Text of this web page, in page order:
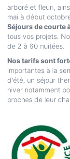
arboré et fleuri,
mai à début
Séjours de courte
tous vos projets.
de 2 à 60 nuitées.
Nos tarifs sont
importantes à la
d'été, un séjour
hiver notamment
proches de leur